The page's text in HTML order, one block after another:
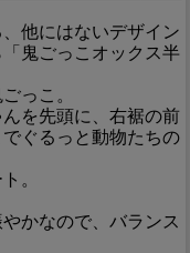
他にはないデザイン
鬼ごっこオックス半
っこ。
を先頭に、右裾の前
ぐるっと動物たちの
。
かなので、バランス